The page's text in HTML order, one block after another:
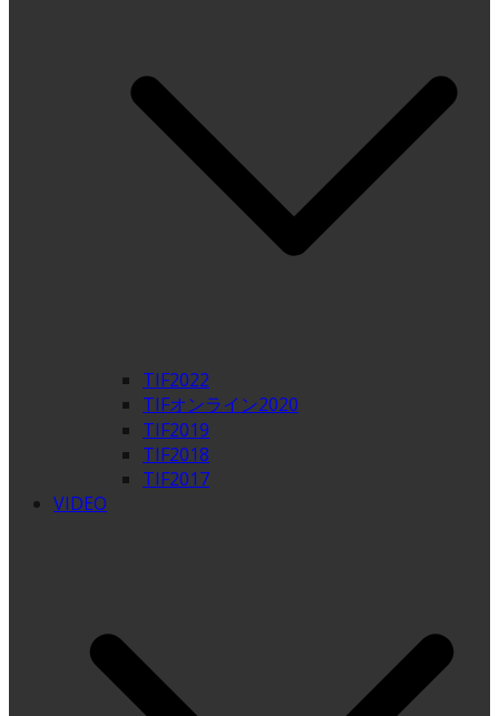
TIF2022
TIFオンライン2020
TIF2019
TIF2018
TIF2017
VIDEO